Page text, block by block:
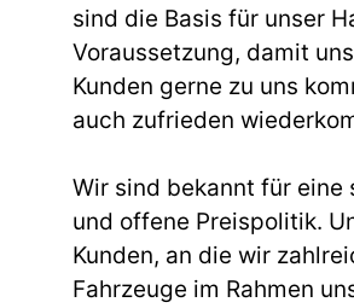
sind die Basis für unser
Voraussetzung, damit
Kunden gerne zu uns
auch zufrieden
Wir sind bekannt für eine
und offene Preispolitik.
Kunden, an die wir
Fahrzeuge im Rahmen